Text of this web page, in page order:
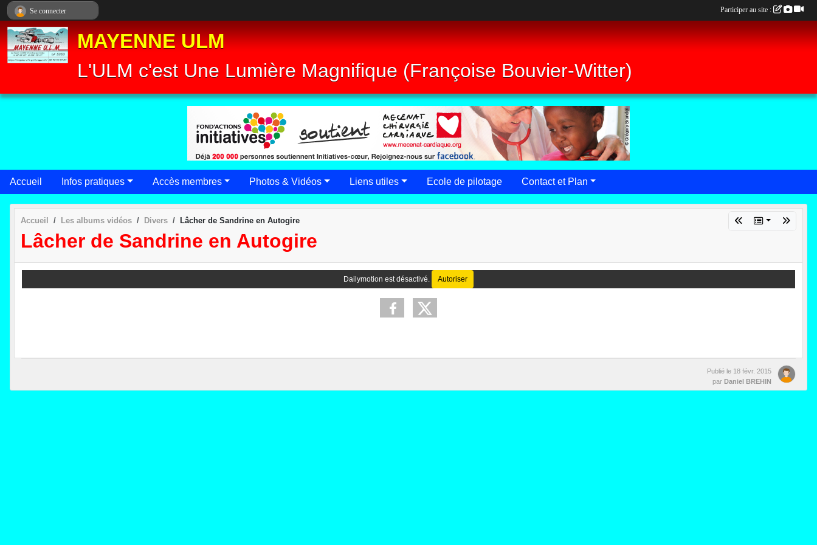
MAYENNE ULM
L'ULM c'est Une Lumière Magnifique (Françoise Bouvier-Witter)
Accueil Infos pratiques Accès membres Photos & Vidéos Liens utiles Ecole de pilotage Contact et Plan
Accueil Les albums vidéos Divers Lâcher de Sandrine en Autogire
Lâcher de Sandrine en Autogire
Dailymotion est désactivé. Autoriser
Publié le 18 févr. 2015
par Daniel BREHIN
Se connecter Participer au site :
Panneau de gestion des cookies